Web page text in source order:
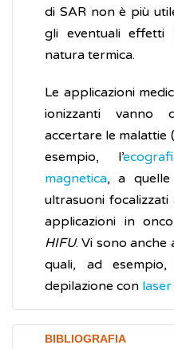
di SAR non è più
gli eventuali effetti
natura termica.
Le applicazioni
ionizzanti vanno
accertare le malattie
esempio, l’
magnetica, a
ultrasuoni
applicazioni in
HIFU. Vi sono anche
quali, ad
depilazione con laser
BIBLIOGRAFIA